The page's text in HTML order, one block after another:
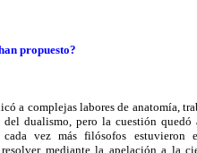
propuesto?
a complejas labores de anatomía,
dualismo, pero la cuestión quedó
vez más filósofos estuvieron
resolver mediante la apelación a la